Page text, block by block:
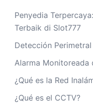
Penyedia
Terbaik di Slot777
Detección Perimetral
Alarma Monitoreada
¿Qué es la Red
¿Qué es el CCTV?